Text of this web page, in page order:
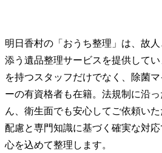
明日香村の「おうち整理」は、故
添う遺品整理サービスを提供して
を持つスタッフだけでなく、除菌
ーの有資格者も在籍。法規制に沿
ん、衛生面でも安心してご依頼い
配慮と専門知識に基づく確実な対
心を込めて整理します。